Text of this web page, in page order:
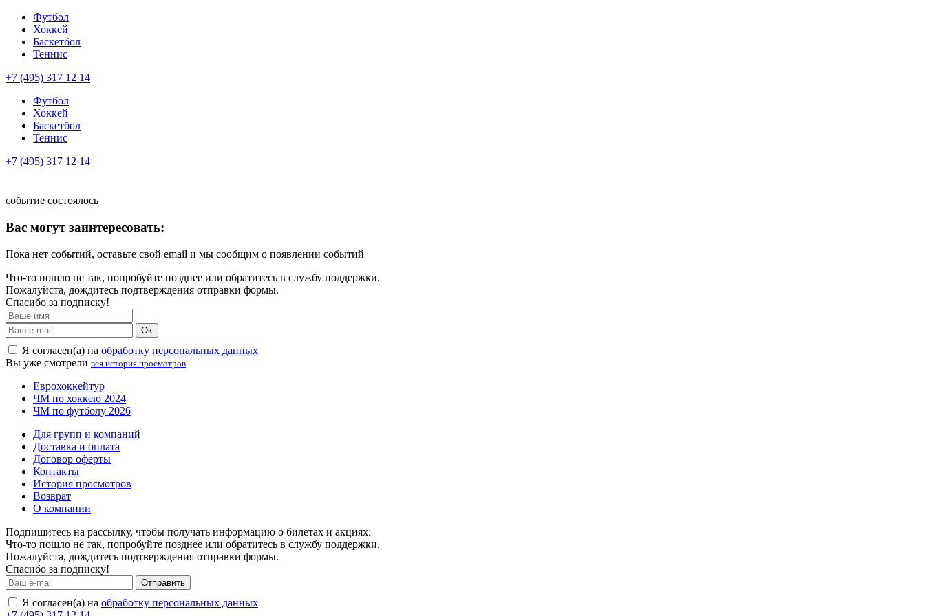
Футбол
Хоккей
Баскетбол
Теннис
+7 (495) 317 12 14
Футбол
Хоккей
Баскетбол
Теннис
+7 (495) 317 12 14
событие состоялось
Вас могут заинтересовать:
Пока нет событий, оставьте свой email и мы сообщим о появлении событий
Что-то пошло не так, попробуйте позднее или обратитесь в службу поддержки.
Пожалуйста, дождитесь подтверждения отправки формы.
Спасибо за подписку!
Ok
Я согласен(а) на обработку персональных данных
Вы уже смотрели вся история просмотров
Еврохоккейтур
ЧМ по хоккею 2024
ЧМ по футболу 2026
Для групп и компаний
Доставка и оплата
Договор оферты
Контакты
История просмотров
Возврат
О компании
Подпишитесь на рассылку, чтобы получать информацию о билетах и акциях:
Что-то пошло не так, попробуйте позднее или обратитесь в службу поддержки.
Пожалуйста, дождитесь подтверждения отправки формы.
Спасибо за подписку!
Отправить
Я согласен(а) на обработку персональных данных